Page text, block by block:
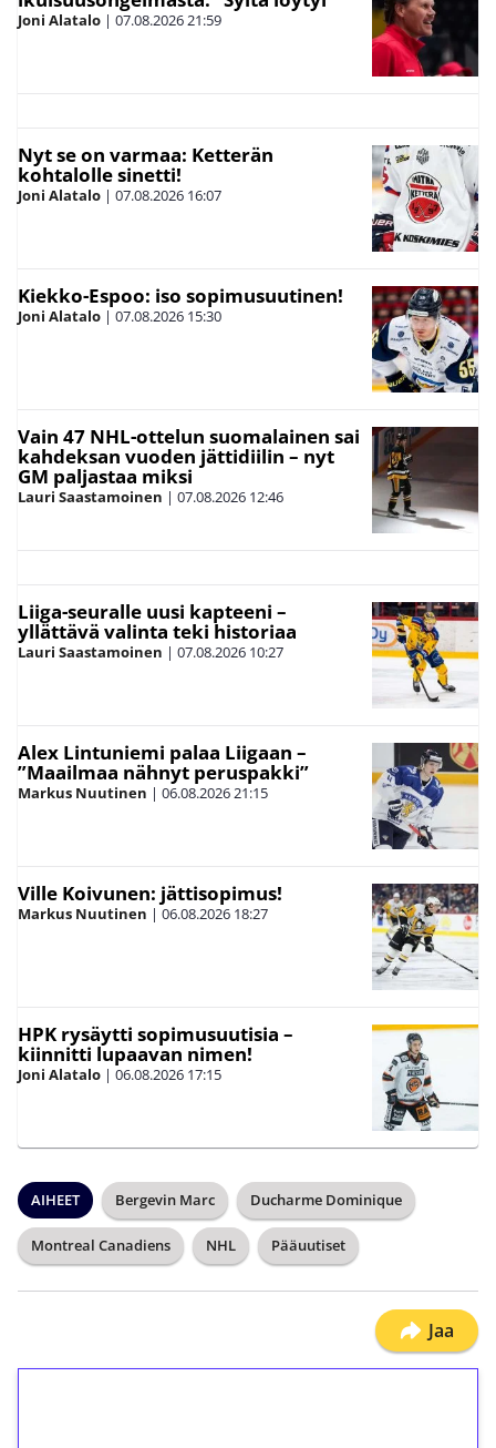
Joni Alatalo | 07.08.202621:59
Nyt se on varmaa: Ketterän
kohtalolle sinetti!
Joni Alatalo | 07.08.2026 16:07
Kiekko-Espoo: iso sopimusuutinen!
Joni Alatalo | 07.08.2026 15:30
Vain 47 NHL-ottelun suomalainen sai
kahdeksan vuoden jättidiilin – nyt
GM paljastaa miksi
Lauri Saastamoinen | 07.08.2026 12:46
Liiga-seuralle uusi kapteeni –
yllättävä valinta teki historiaa
Lauri Saastamoinen | 07.08.2026 10:27
Alex Lintuniemi palaa Liigaan –
”Maailmaa nähnyt peruspakki”
Markus Nuutinen | 06.08.202621:15
Ville Koivunen: jättisopimus!
Markus Nuutinen | 06.08.2026 18:27
HPK rysäytti sopimusuutisia –
kiinnitti lupaavan nimen!
Joni Alatalo | 06.08.2026 17:15
AIHEET Bergevin Marc Ducharme Dominique
Montreal Canadiens NHL Pääuutiset
Jaa